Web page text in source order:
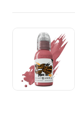
Количество